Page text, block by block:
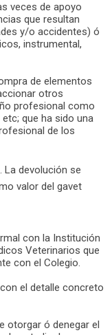
veces de apoyo
que resultan
y/o accidentes) ó
instrumental,
de elementos
otros
profesional como
que ha sido una
de los
devolución se
valor del gavet
con la Institución
Veterinarios que
con el Colegio.
el detalle concreto
otorgar ó denegar el